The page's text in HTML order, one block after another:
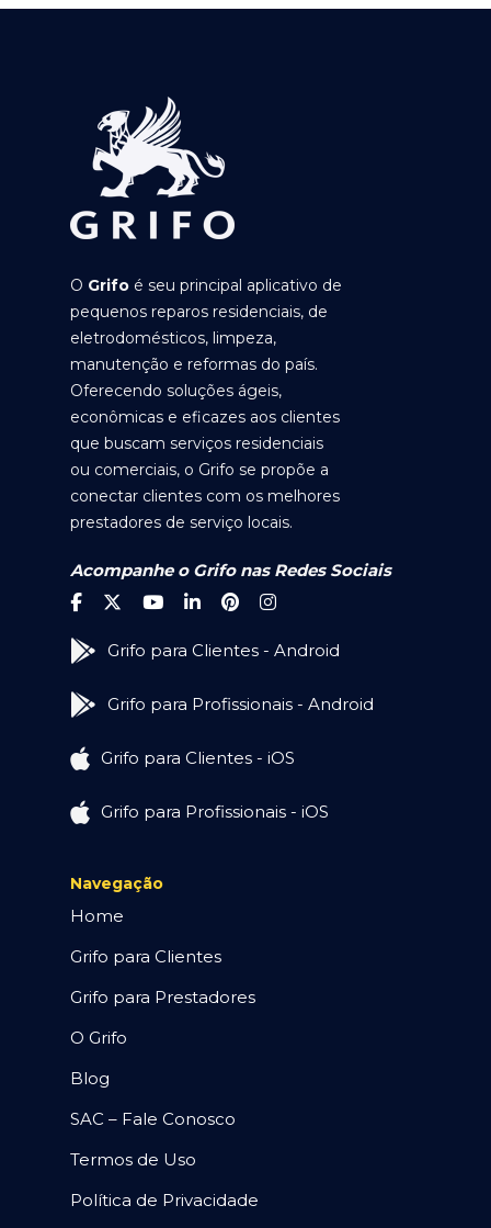
O Grifo é seu principal aplicativo de
pequenos reparos residenciais, de
eletrodomésticos, limpeza,
manutenção e reformas do país.
Oferecendo soluções ágeis,
econômicas e eficazes aos clientes
que buscam serviços residenciais
ou comerciais, o Grifo se propõe a
conectar clientes com os melhores
prestadores de serviço locais.
Acompanhe o Grifo nas Redes Sociais
Grifo para Clientes - Android
Grifo para Profissionais - Android
Grifo para Clientes - iOS
Grifo para Profissionais - iOS
Navegação
Home
Grifo para Clientes
Grifo para Prestadores
O Grifo
Blog
SAC – Fale Conosco
Termos de Uso
Política de Privacidade